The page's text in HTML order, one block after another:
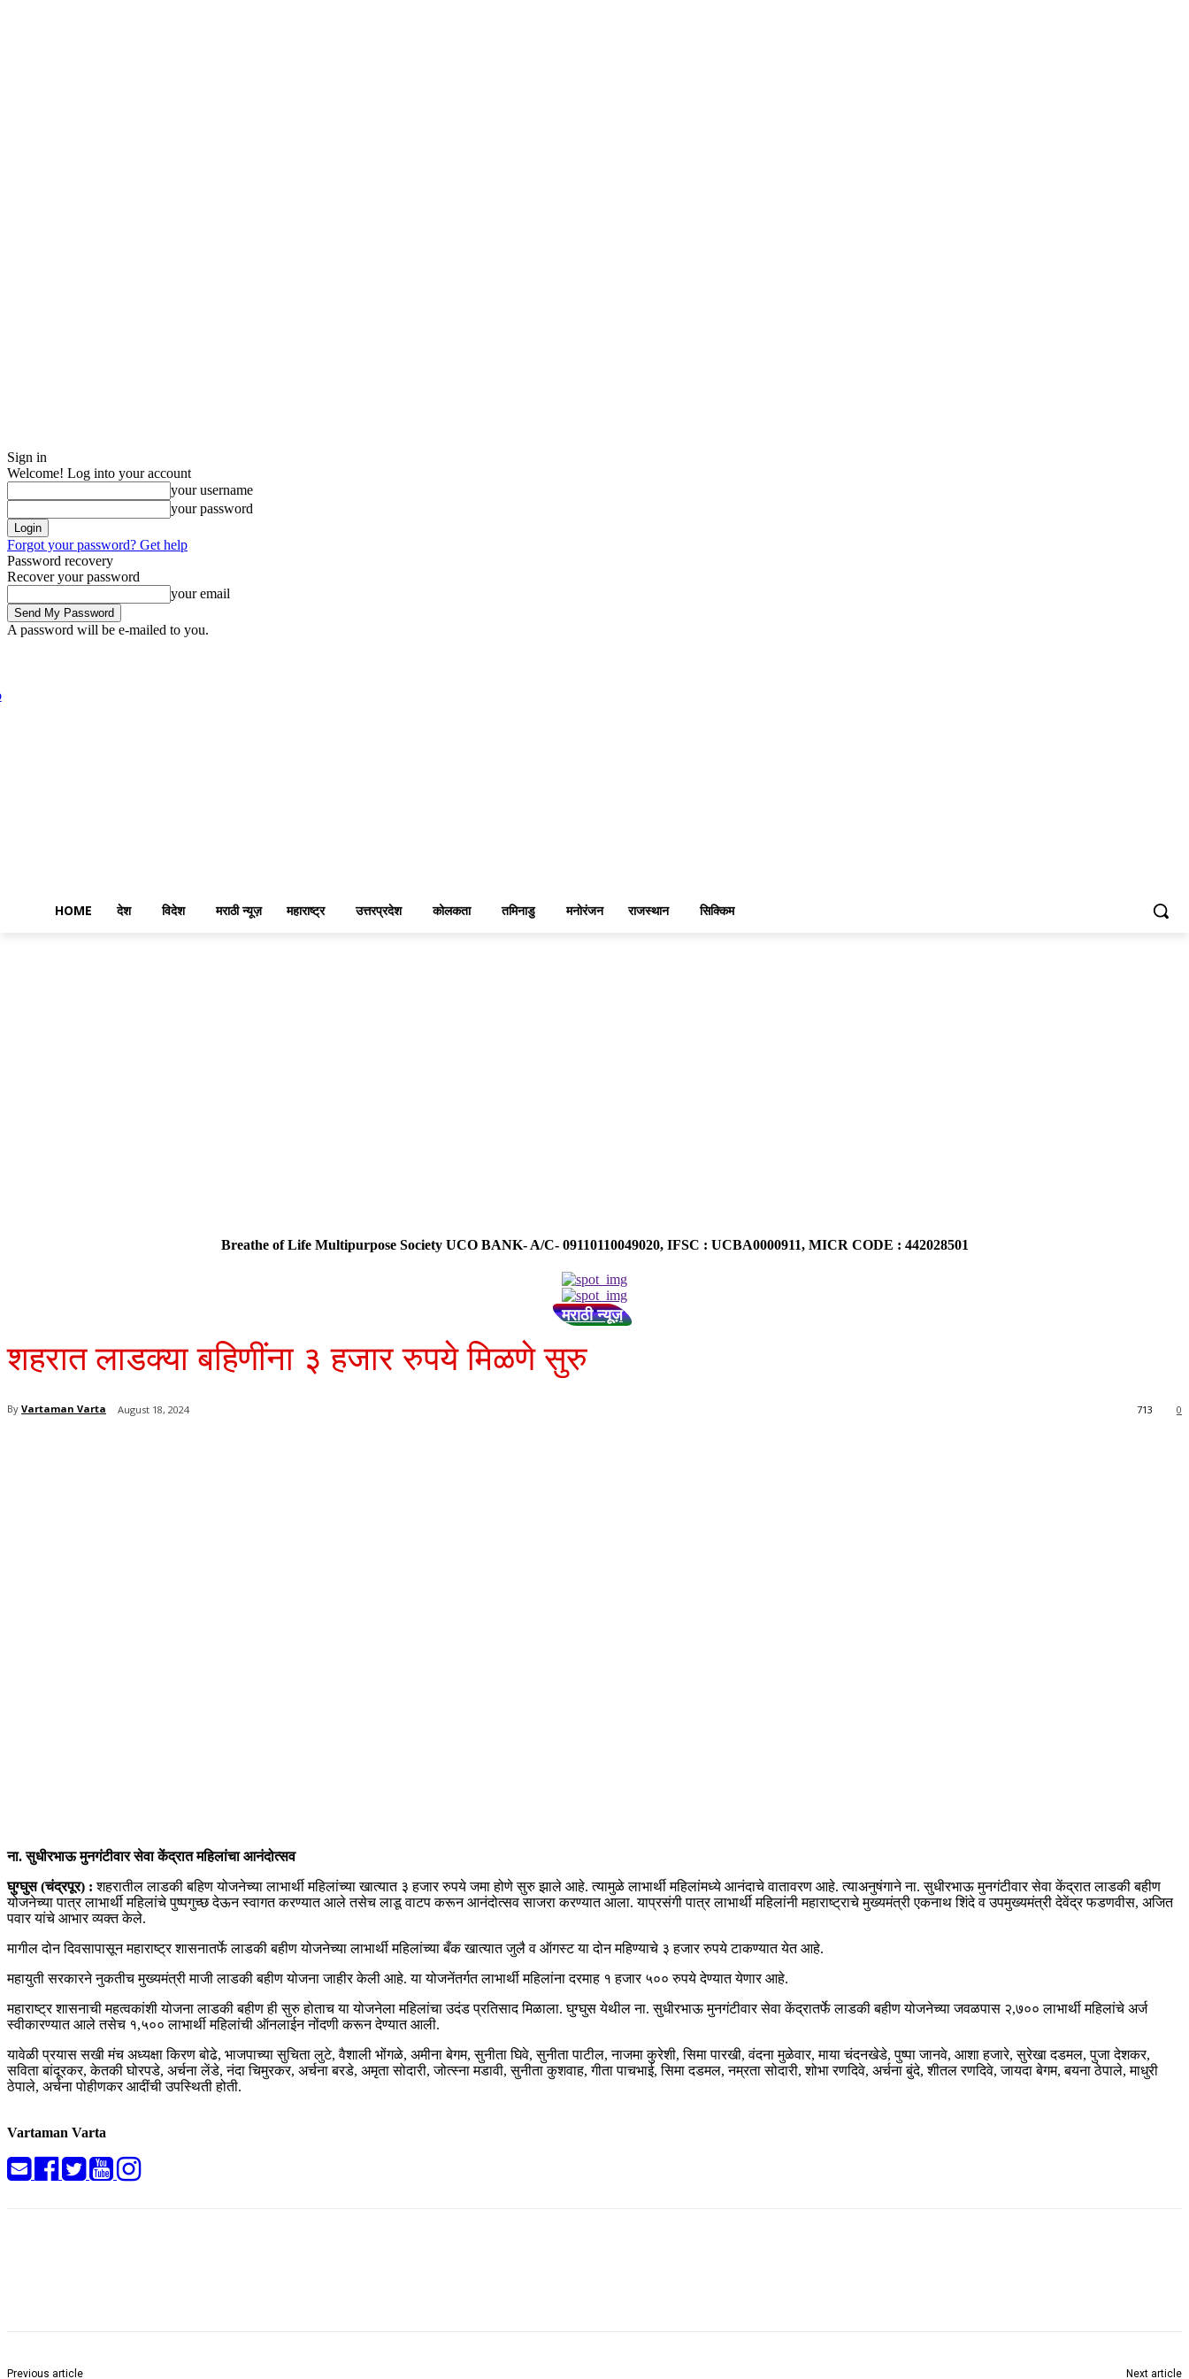
Sign in
Welcome! Log into your account
your username
your password
Forgot your password? Get help
Password recovery
Recover your password
your email
A password will be e-mailed to you.
HOME देश विदेश मराठी न्यूज़ महाराष्ट्र उत्तरप्रदेश कोलकता तमिनाडु मनोरंजन राजस्थान सिक्किम
Breathe of Life Multipurpose Society UCO BANK- A/C- 09110110049020, IFSC : UCBA0000911, MICR CODE : 442028501
मराठी न्यूज़
शहरात लाडक्या बहिणींना ३ हजार रुपये मिळणे सुरु
By Vartaman Varta August 18, 2024 0
713
ना. सुधीरभाऊ मुनगंटीवार सेवा केंद्रात महिलांचा आनंदोत्सव
घुग्घुस (चंद्रपूर) : शहरातील लाडकी बहिण योजनेच्या लाभार्थी महिलांच्या खात्यात ३ हजार रुपये जमा होणे सुरु झाले आहे. त्यामुळे लाभार्थी महिलांमध्ये आनंदाचे वातावरण आहे. त्याअनुषंगाने ना. सुधीरभाऊ मुनगंटीवार सेवा केंद्रात लाडकी बहीण
योजनेच्या पात्र लाभार्थी महिलांचे पुष्पगुच्छ देऊन स्वागत करण्यात आले तसेच लाडू वाटप करून आनंदोत्सव साजरा करण्यात आला. याप्रसंगी पात्र लाभार्थी महिलांनी महाराष्ट्राचे मुख्यमंत्री एकनाथ शिंदे व उपमुख्यमंत्री देवेंद्र फडणवीस, अजित
पवार यांचे आभार व्यक्त केले.
मागील दोन दिवसापासून महाराष्ट्र शासनातर्फे लाडकी बहीण योजनेच्या लाभार्थी महिलांच्या बँक खात्यात जुलै व ऑगस्ट या दोन महिण्याचे ३ हजार रुपये टाकण्यात येत आहे.
महायुती सरकारने नुकतीच मुख्यमंत्री माजी लाडकी बहीण योजना जाहीर केली आहे. या योजनेंतर्गत लाभार्थी महिलांना दरमाह १ हजार ५०० रुपये देण्यात येणार आहे.
महाराष्ट्र शासनाची महत्वकांशी योजना लाडकी बहीण ही सुरु होताच या योजनेला महिलांचा उदंड प्रतिसाद मिळाला. घुग्घुस येथील ना. सुधीरभाऊ मुनगंटीवार सेवा केंद्रातर्फे लाडकी बहीण योजनेच्या जवळपास २,७०० लाभार्थी महिलांचे अर्ज
स्वीकारण्यात आले तसेच १,५०० लाभार्थी महिलांची ऑनलाईन नोंदणी करून देण्यात आली.
यावेळी प्रयास सखी मंच अध्यक्षा किरण बोढे, भाजपाच्या सुचिता लुटे, वैशाली भोंगळे, अमीना बेगम, सुनीता घिवे, सुनीता पाटील, नाजमा कुरेशी, सिमा पारखी, वंदना मुळेवार, माया चंदनखेडे, पुष्पा जानवे, आशा हजारे, सुरेखा दडमल, पुजा देशकर,
सविता बांदूरकर, केतकी घोरपडे, अर्चना लेंडे, नंदा चिमुरकर, अर्चना बरडे, अमृता सोदारी, जोत्स्ना मडावी, सुनीता कुशवाह, गीता पाचभाई, सिमा दडमल, नम्रता सोदारी, शोभा रणदिवे, अर्चना बुंदे, शीतल रणदिवे, जायदा बेगम, बयना ठेपाले, माधुरी
ठेपाले, अर्चना पोहीणकर आदींची उपस्थिती होती.
Vartaman Varta
Previous article Next article